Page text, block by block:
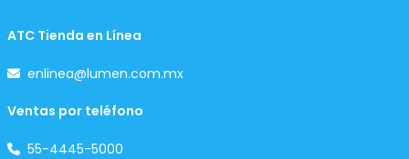
ATC Tienda en Línea
enlinea@lumen.com.mx
Ventas por teléfono
55-4445-5000